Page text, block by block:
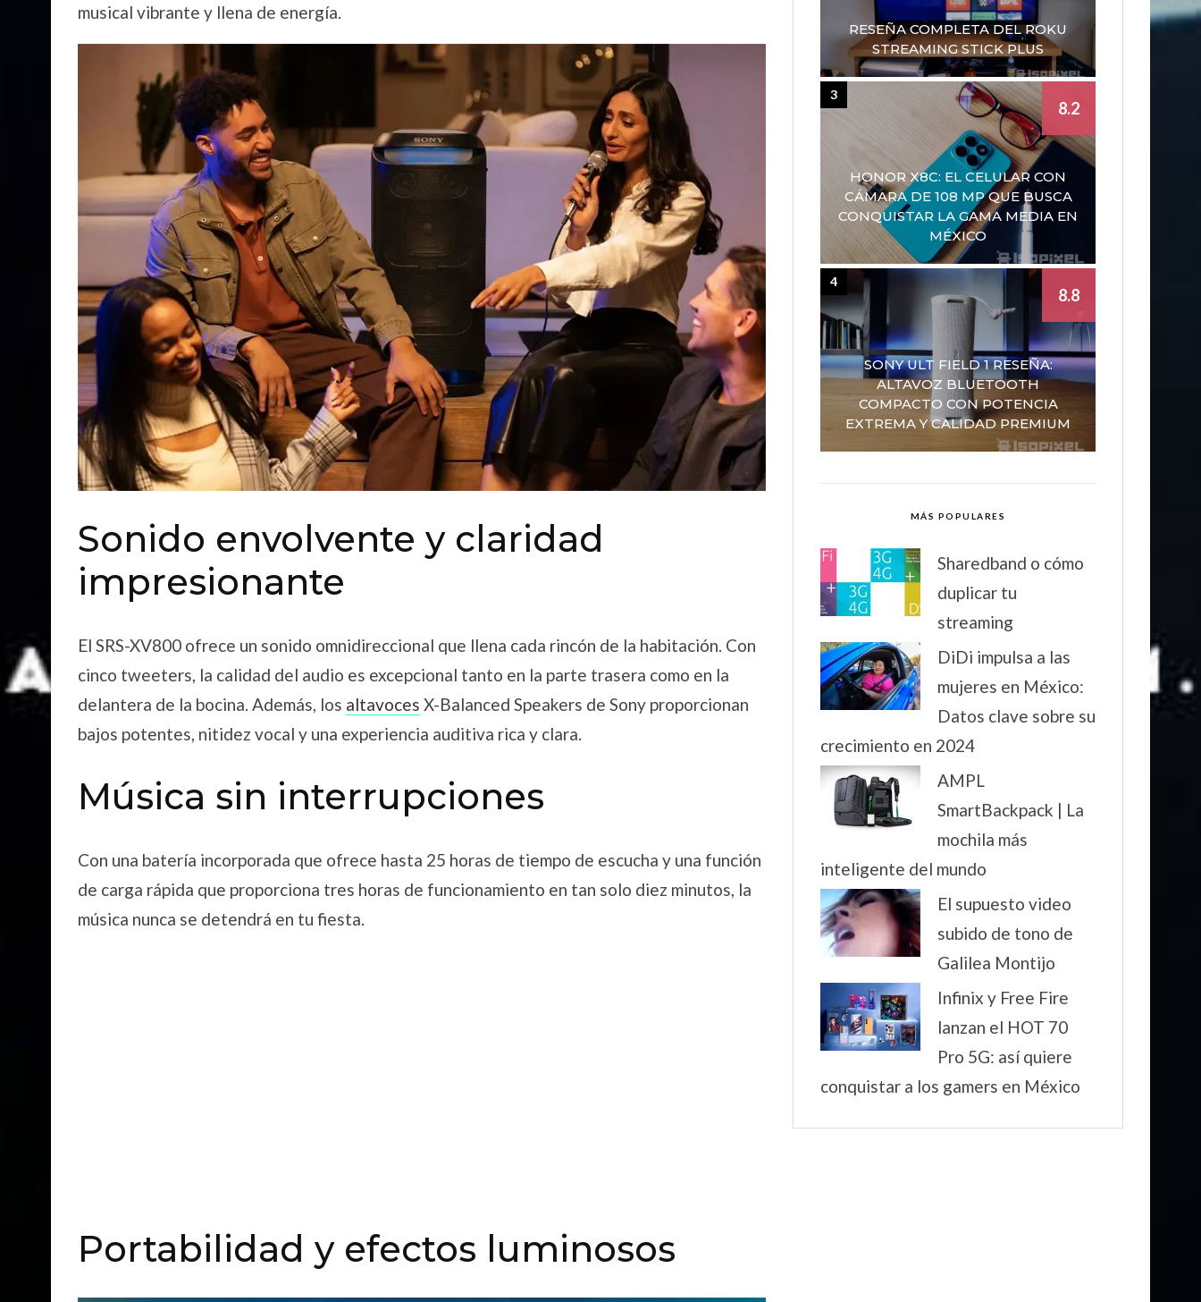
musical vibrante y llena de energía.
Sonido envolvente y claridad
impresionante
El SRS-XV800 ofrece un sonido omnidireccional que llena cada rincón de la habitación. Con
cinco tweeters, la calidad del audio es excepcional tanto en la parte trasera como en la
delantera de la bocina. Además, los altavoces X-Balanced Speakers de Sony proporcionan
bajos potentes, nitidez vocal y una experiencia auditiva rica y clara.
Música sin interrupciones
Con una batería incorporada que ofrece hasta 25 horas de tiempo de escucha y una función
de carga rápida que proporciona tres horas de funcionamiento en tan solo diez minutos, la
música nunca se detendrá en tu fiesta.
Portabilidad y efectos luminosos
RESEÑA COMPLETA DEL ROKU
STREAMING STICK PLUS
HONOR X8C: EL CELULAR CON
CÁMARA DE 108 MP QUE BUSCA
CONQUISTAR LA GAMA MEDIA EN
MÉXICO
8.2
3
SONY ULT FIELD 1 RESEÑA:
ALTAVOZ BLUETOOTH
COMPACTO CON POTENCIA
EXTREMA Y CALIDAD PREMIUM
8.8
4
MÁS POPULARES
Sharedband o cómo
duplicar tu
streaming
DiDi impulsa a las
mujeres en México:
Datos clave sobre su
crecimiento en 2024
AMPL
SmartBackpack | La
mochila más
inteligente del mundo
El supuesto video
subido de tono de
Galilea Montijo
Infinix y Free Fire
lanzan el HOT 70
Pro 5G: así quiere
conquistar a los gamers en México